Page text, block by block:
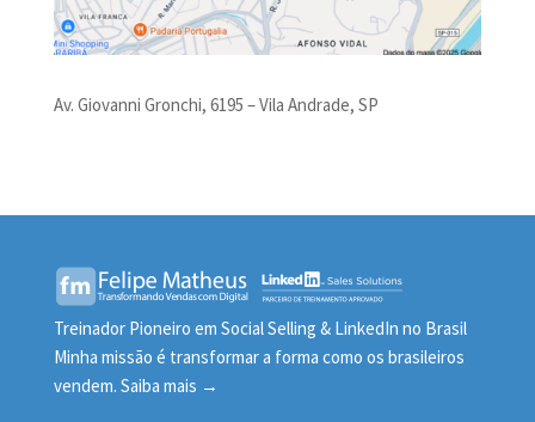
Av. Giovanni Gronchi, 6195 – Vila Andrade, SP
Treinador Pioneiro em Social Selling & LinkedIn no Brasil
Minha missão é transformar a forma como os brasileiros
vendem. Saiba mais →